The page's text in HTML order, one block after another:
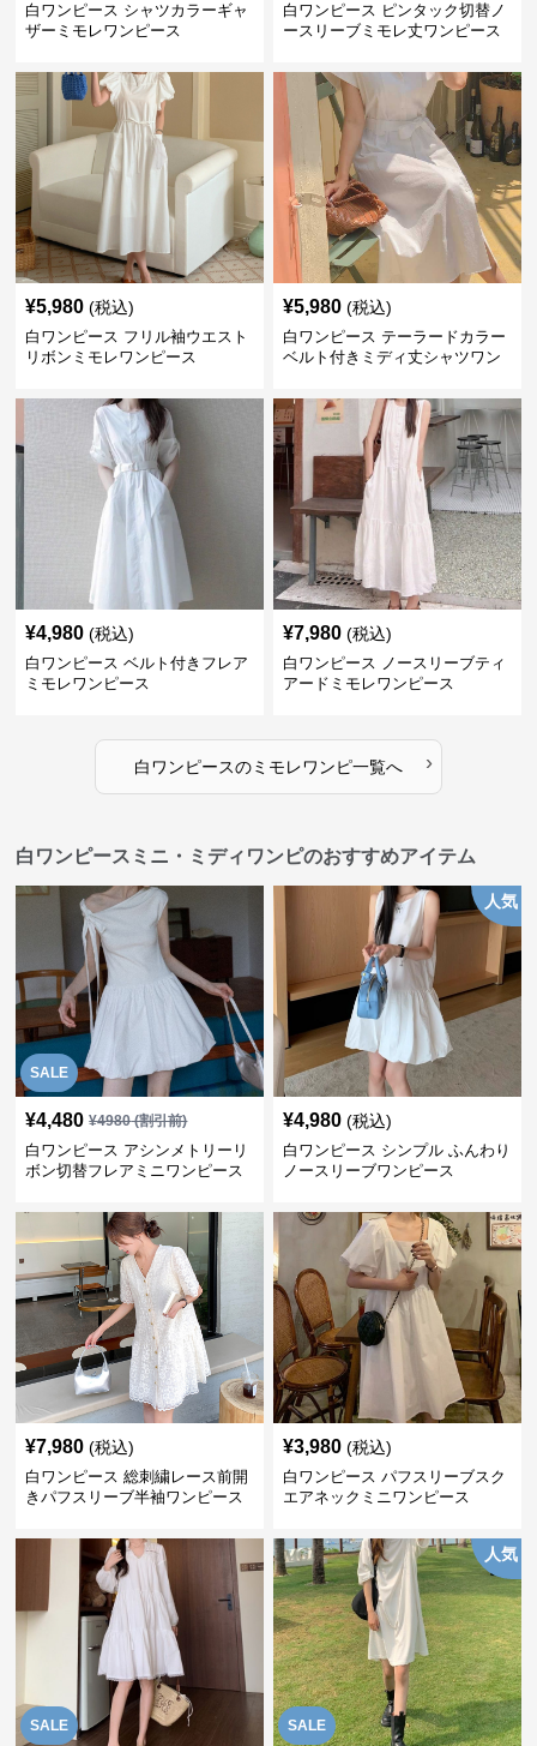
白ワンピース シャツカラーギャ
ザーミモレワンピース
白ワンピース ピンタック切替ノ
ースリーブミモレ丈ワンピース
¥5,980 (税込)
白ワンピース フリル袖ウエスト
リボンミモレワンピース
¥5,980 (税込)
白ワンピース テーラードカラー
ベルト付きミディ丈シャツワン
¥4,980 (税込)
白ワンピース ベルト付きフレア
ミモレワンピース
¥7,980 (税込)
白ワンピース ノースリーブティ
アードミモレワンピース
白ワンピースのミモレワンピ一覧へ ›
白ワンピースミニ・ミディワンピのおすすめアイテム
SALE
¥4,480 ¥4980(割引前)
白ワンピース アシンメトリーリ
ボン切替フレアミニワンピース
人気
¥4,980 (税込)
白ワンピース シンプル ふんわり
ノースリーブワンピース
¥7,980 (税込)
白ワンピース 総刺繍レース前開
きパフスリーブ半袖ワンピース
¥3,980 (税込)
白ワンピース パフスリーブスク
エアネックミニワンピース
SALE SALE
人気